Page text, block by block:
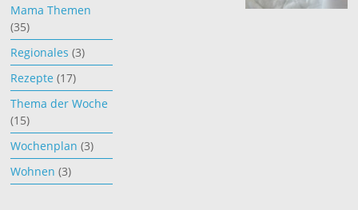
Mama Themen
(35)
Regionales (3)
Rezepte (17)
Thema der Woche
(15)
Wochenplan (3)
Wohnen (3)